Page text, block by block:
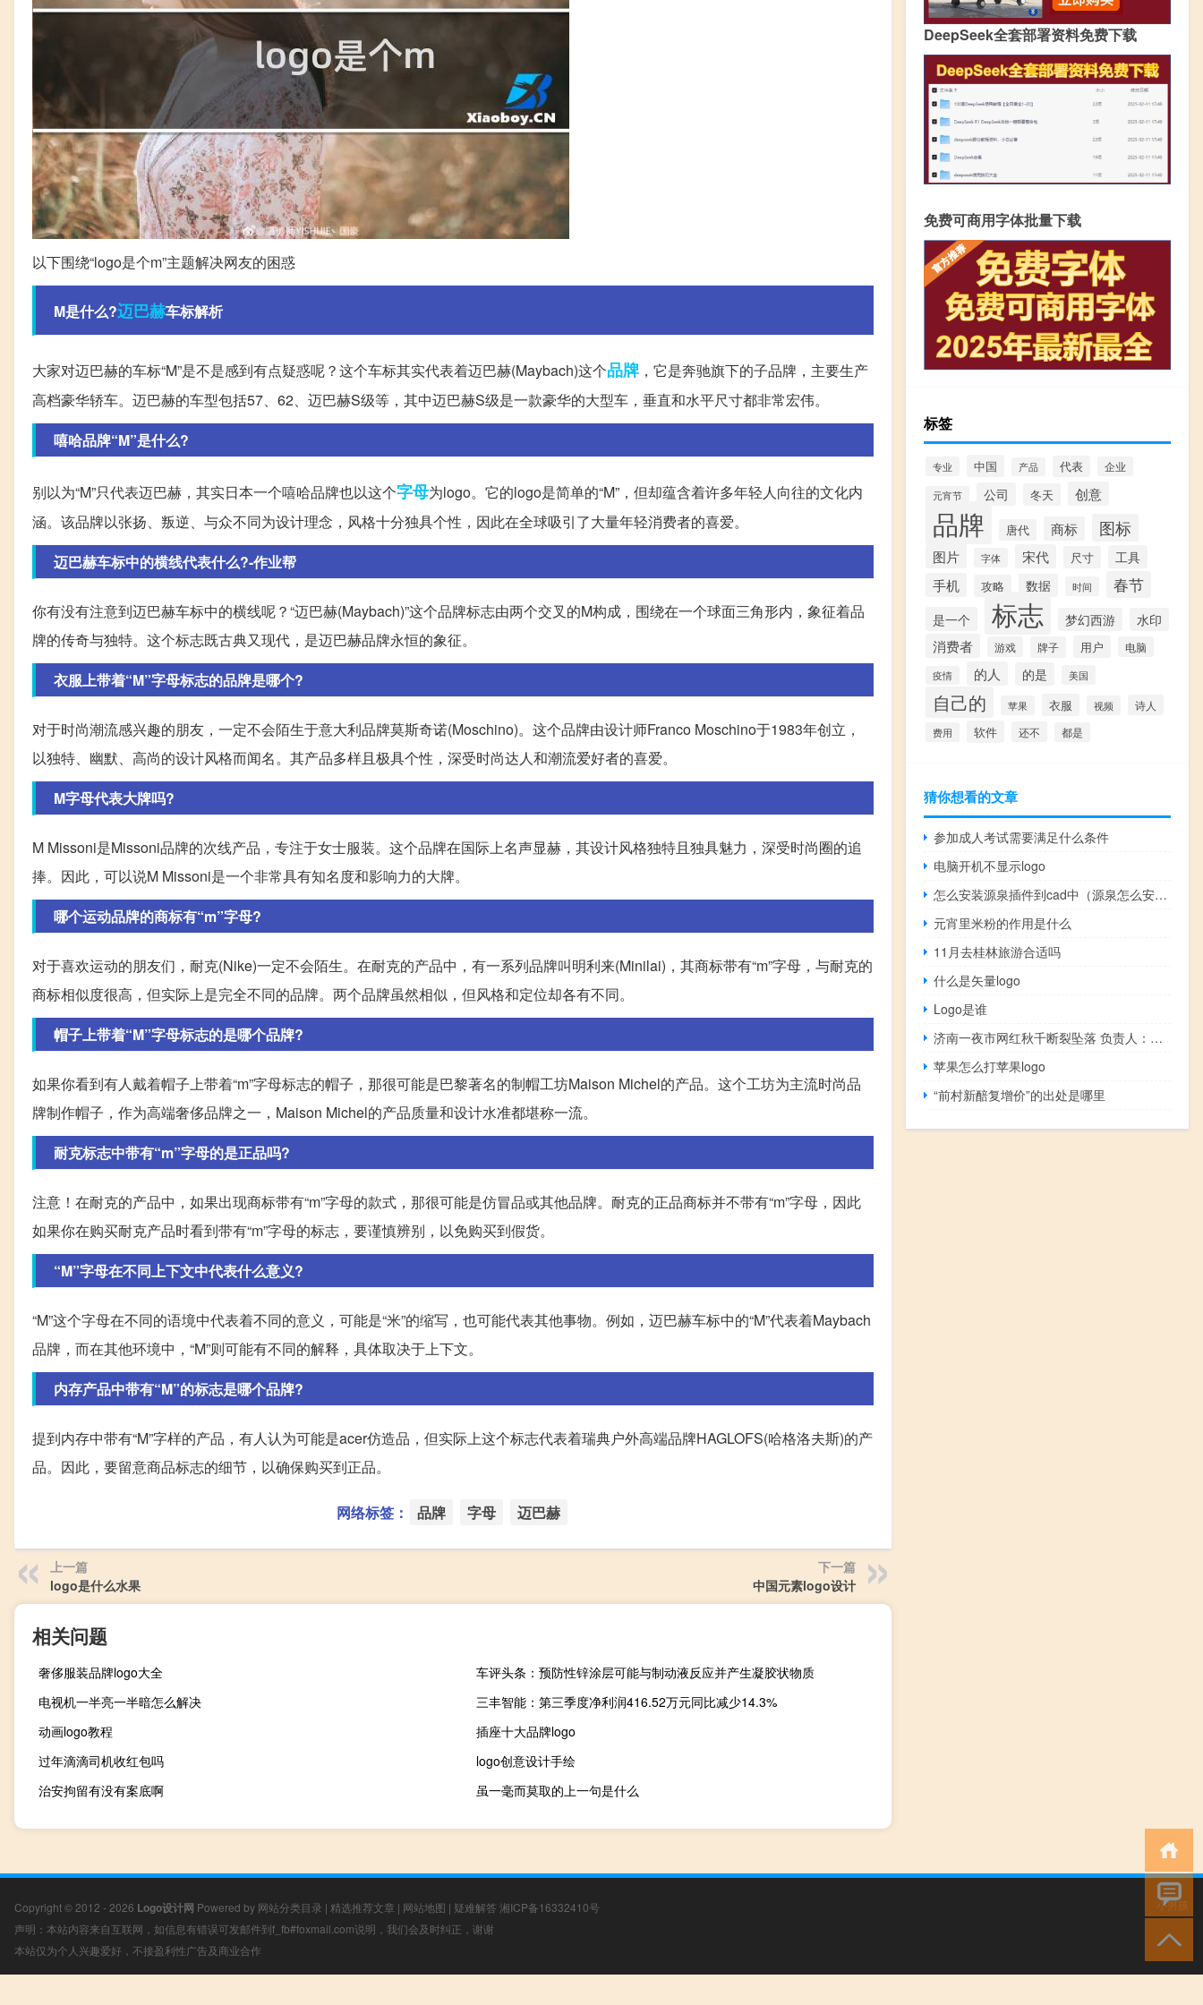
以下围绕“logo是个m”主题解决网友的困惑
M是什么?迈巴赫车标解析
大家对迈巴赫的车标“M”是不是感到有点疑惑呢？这个车标其实代表着迈巴赫(Maybach)这个品牌 ，它是奔驰旗下的子品牌，主要生产
高档豪华轿车。迈巴赫的车型包括57、62、迈巴赫S级等，其中迈巴赫S级是一款豪华的大型车，垂直和水平尺寸都非常宏伟。
嘻哈品牌“M”是什么?
别以为“M”只代表迈巴赫，其实日本一个嘻哈品牌也以这个字母为logo。它的logo是简单的“M”，但却蕴含着许多年轻人向往的文化内
涵。该品牌以张扬、叛逆、与众不同为设计理念，风格十分独具个性，因此在全球吸引了大量年轻消费者的喜爱。
迈巴赫车标中的横线代表什么?-作业帮
你有没有注意到迈巴赫车标中的横线呢？“迈巴赫(Maybach)”这个品牌标志由两个交叉的M构成，围绕在一个球面三角形内，象征着品
牌的传奇与独特。这个标志既古典又现代，是迈巴赫品牌永恒的象征。
衣服上带着“M”字母标志的品牌是哪个?
对于时尚潮流感兴趣的朋友，一定不会陌生于意大利品牌莫斯奇诺(Moschino)。这个品牌由设计师Franco Moschino于1983年创立，
以独特、幽默、高尚的设计风格而闻名。其产品多样且极具个性，深受时尚达人和潮流爱好者的喜爱。
M字母代表大牌吗?
M Missoni是Missoni品牌的次线产品，专注于女士服装。这个品牌在国际上名声显赫，其设计风格独特且独具魅力，深受时尚圈的追
捧。因此，可以说M Missoni是一个非常具有知名度和影响力的大牌。
哪个运动品牌的商标有“m”字母?
对于喜欢运动的朋友们，耐克(Nike)一定不会陌生。在耐克的产品中，有一系列品牌叫明利来(Minilai)，其商标带有“m”字母，与耐克的
商标相似度很高，但实际上是完全不同的品牌。两个品牌虽然相似，但风格和定位却各有不同。
帽子上带着“M”字母标志的是哪个品牌?
如果你看到有人戴着帽子上带着“m”字母标志的帽子，那很可能是巴黎著名的制帽工坊Maison Michel的产品。这个工坊为主流时尚品
牌制作帽子，作为高端奢侈品牌之一，Maison Michel的产品质量和设计水准都堪称一流。
耐克标志中带有“m”字母的是正品吗?
注意！在耐克的产品中，如果出现商标带有“m”字母的款式，那很可能是仿冒品或其他品牌。耐克的正品商标并不带有“m”字母，因此
如果你在购买耐克产品时看到带有“m”字母的标志，要谨慎辨别，以免购买到假货。
“M”字母在不同上下文中代表什么意义?
“M”这个字母在不同的语境中代表着不同的意义，可能是“米”的缩写，也可能代表其他事物。例如，迈巴赫车标中的“M”代表着Maybach
品牌，而在其他环境中，“M”则可能有不同的解释，具体取决于上下文。
内存产品中带有“M”的标志是哪个品牌?
提到内存中带有“M”字样的产品，有人认为可能是acer仿造品，但实际上这个标志代表着瑞典户外高端品牌HAGLOFS(哈格洛夫斯)的产
品。因此，要留意商品标志的细节，以确保购买到正品。
网络标签： 品牌 字母 迈巴赫
上一篇
logo是什么水果
下一篇
中国元素logo设计
相关问题
奢侈服装品牌logo大全
车评头条：预防性锌涂层可能与制动液反应并产生凝胶状物质
电视机一半亮一半暗怎么解决
三丰智能：第三季度净利润416.52万元同比减少14.3%
动画logo教程
插座十大品牌logo
过年滴滴司机收红包吗
logo创意设计手绘
治安拘留有没有案底啊
虽一毫而莫取的上一句是什么
DeepSeek全套部署资料免费下载
免费可商用字体批量下载
标签
专业 中国 产品 代表 企业
元宵节 公司 冬天 创意
品牌 唐代 商标 图标
图片 字体 宋代 尺寸 工具
手机 攻略 数据 时间 春节
是一个 标志 梦幻西游 水印
消费者 游戏 牌子 用户 电脑
疫情 的人 的是 美国
自己的 苹果 衣服 视频 诗人
费用 软件 还不 都是
猜你想看的文章
参加成人考试需要满足什么条件
电脑开机不显示logo
怎么安装源泉插件到cad中（源泉怎么安装到cad里）
元宵里米粉的作用是什么
11月去桂林旅游合适吗
什么是矢量logo
Logo是谁
济南一夜市网红秋千断裂坠落 负责人：钢材质量问题 到底什么情况呢
苹果怎么打苹果logo
“前村新醅复增价”的出处是哪里
Copyright © 2012 - 2026 Logo设计网 Powered by 网站分类目录 | 精选推荐文章 | 网站地图 | 疑难解答 湘ICP备16332410号
声明：本站内容来自互联网，如信息有错误可发邮件到f_fb#foxmail.com说明，我们会及时纠正，谢谢
本站仅为个人兴趣爱好，不接盈利性广告及商业合作
小男孩